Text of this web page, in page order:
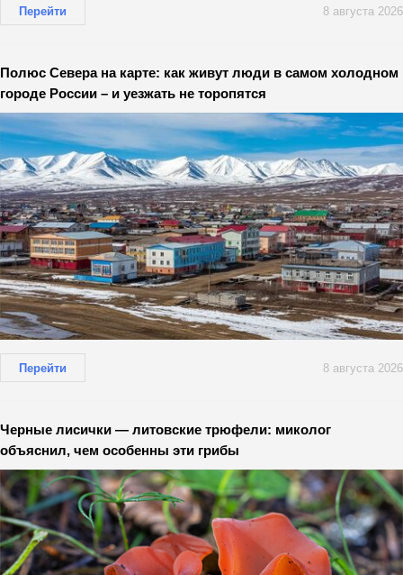
Перейти 8 августа 2026
Полюс Севера на карте: как живут люди в самом холодном
городе России – и уезжать не торопятся
Перейти 8 августа 2026
Черные лисички — литовские трюфели: миколог
объяснил, чем особенны эти грибы